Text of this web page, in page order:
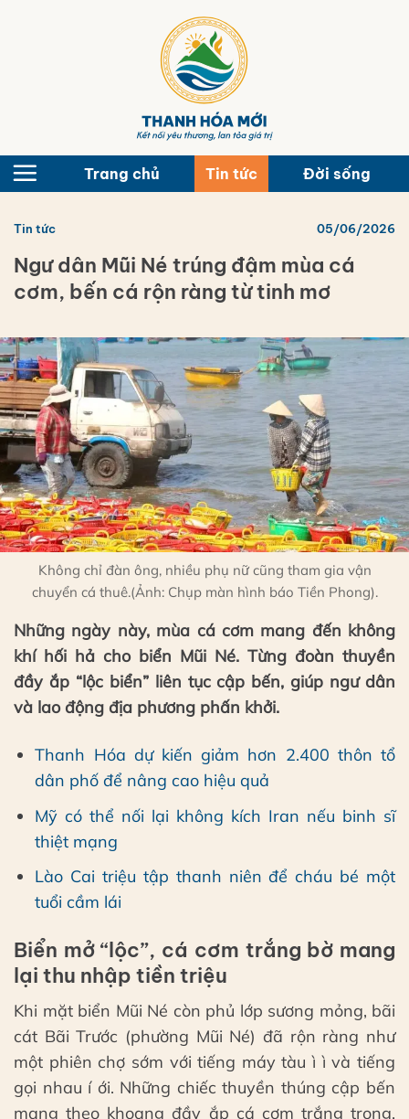
Trang chủ Tin tức Đời sống
Tin tức 05/06/2026
Ngư dân Mũi Né trúng đậm mùa cá
cơm, bến cá rộn ràng từ tinh mơ
Không chỉ đàn ông, nhiều phụ nữ cũng tham gia vận
chuyển cá thuê.(Ảnh: Chụp màn hình báo Tiền Phong).
Những ngày này, mùa cá cơm mang đến không
khí hối hả cho biển Mũi Né. Từng đoàn thuyền
đầy ắp “lộc biển” liên tục cập bến, giúp ngư dân
và lao động địa phương phấn khởi.
Thanh Hóa dự kiến giảm hơn 2.400 thôn tổ
dân phố để nâng cao hiệu quả
Mỹ có thể nối lại không kích Iran nếu binh sĩ
thiệt mạng
Lào Cai triệu tập thanh niên để cháu bé một
tuổi cầm lái
Biển mở “lộc”, cá cơm trắng bờ mang
lại thu nhập tiền triệu
Khi mặt biển Mũi Né còn phủ lớp sương mỏng, bãi
cát Bãi Trước (phường Mũi Né) đã rộn ràng như
một phiên chợ sớm với tiếng máy tàu ì ì và tiếng
gọi nhau í ới. Những chiếc thuyền thúng cập bến
mang theo khoang đầy ắp cá cơm trắng trong,